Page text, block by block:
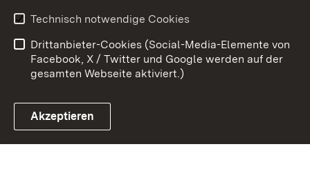
Link zum Landesportal
Barrierefreiheit
Impressum Cookies
Technisch notwendige Cookies
Drittanbieter-Cookies (Social-Media-Elemente von
Facebook, X / Twitter und Google werden auf der
gesamten Webseite aktiviert.)
Akzeptieren